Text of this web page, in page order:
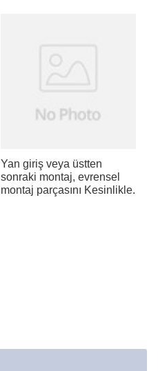
Yan giriş veya üstten
sonraki montaj, evrensel
montaj parçasını Kesinlikle.